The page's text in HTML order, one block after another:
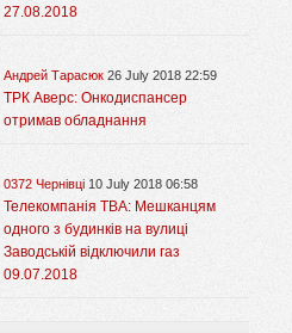
27.08.2018
Андрей Тарасюк 26 July 2018 22:59
ТРК Аверс: Онкодиспансер
отримав обладнання
0372 Чернівці 10 July 2018 06:58
Телекомпанія ТВА: Мешканцям
одного з будинків на вулиці
Заводській відключили газ
09.07.2018